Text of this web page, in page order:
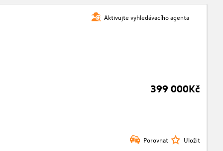
Aktivujte vyhledávacího agenta
399 000Kč
Porovnat Uložit